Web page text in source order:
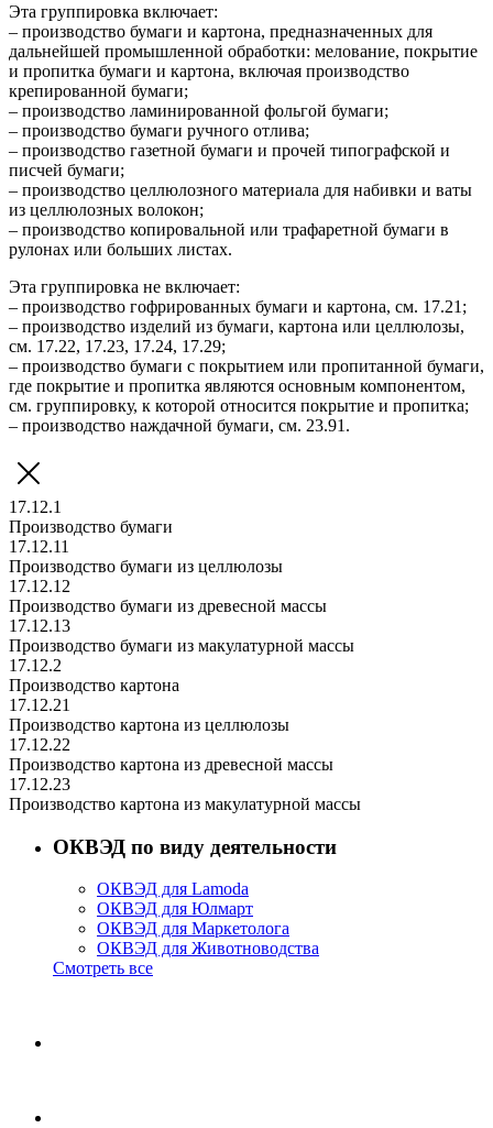
Эта группировка включает:
– производство бумаги и картона, предназначенных для
дальнейшей промышленной обработки: мелование, покрытие
и пропитка бумаги и картона, включая производство
крепированной бумаги;
– производство ламинированной фольгой бумаги;
– производство бумаги ручного отлива;
– производство газетной бумаги и прочей типографской и
писчей бумаги;
– производство целлюлозного материала для набивки и ваты
из целлюлозных волокон;
– производство копировальной или трафаретной бумаги в
рулонах или больших листах.
Эта группировка не включает:
– производство гофрированных бумаги и картона, см. 17.21;
– производство изделий из бумаги, картона или целлюлозы,
см. 17.22, 17.23, 17.24, 17.29;
– производство бумаги с покрытием или пропитанной бумаги,
где покрытие и пропитка являются основным компонентом,
см. группировку, к которой относится покрытие и пропитка;
– производство наждачной бумаги, см. 23.91.
17.12.1
Производство бумаги
17.12.11
Производство бумаги из целлюлозы
17.12.12
Производство бумаги из древесной массы
17.12.13
Производство бумаги из макулатурной массы
17.12.2
Производство картона
17.12.21
Производство картона из целлюлозы
17.12.22
Производство картона из древесной массы
17.12.23
Производство картона из макулатурной массы
ОКВЭД по виду деятельности
ОКВЭД для Lamoda
ОКВЭД для Юлмарт
ОКВЭД для Маркетолога
ОКВЭД для Животноводства
Смотреть все